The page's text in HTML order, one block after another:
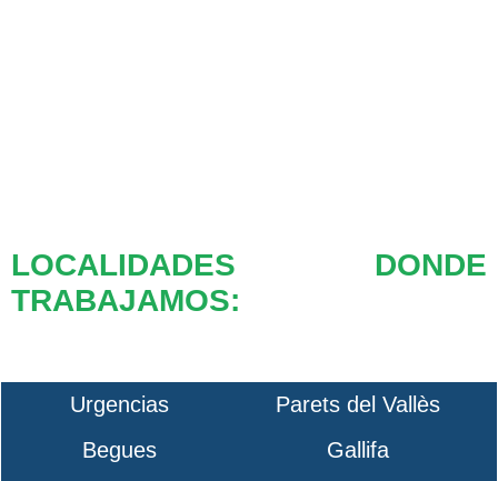
LOCALIDADES DONDE
TRABAJAMOS:
Urgencias
Parets del Vallès
Begues
Gallifa